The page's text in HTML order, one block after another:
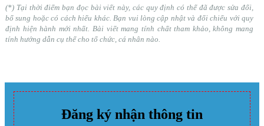
(*) Tại thời điểm bạn đọc bài viết này, các quy định có thể đã được sửa đổi,
bổ sung hoặc có cách hiểu khác. Bạn vui lòng cập nhật và đối chiếu với quy
định hiện hành mới nhất. Bài viết mang tính chất tham khảo, không mang
tính hướng dẫn cụ thể cho tổ chức, cá nhân nào.
Đăng ký nhận thông tin